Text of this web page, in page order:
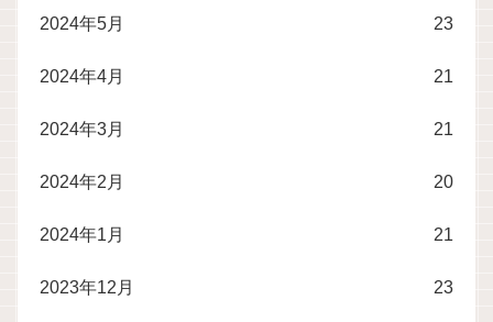
2024年5月 23
2024年4月 21
2024年3月 21
2024年2月 20
2024年1月 21
2023年12月 23